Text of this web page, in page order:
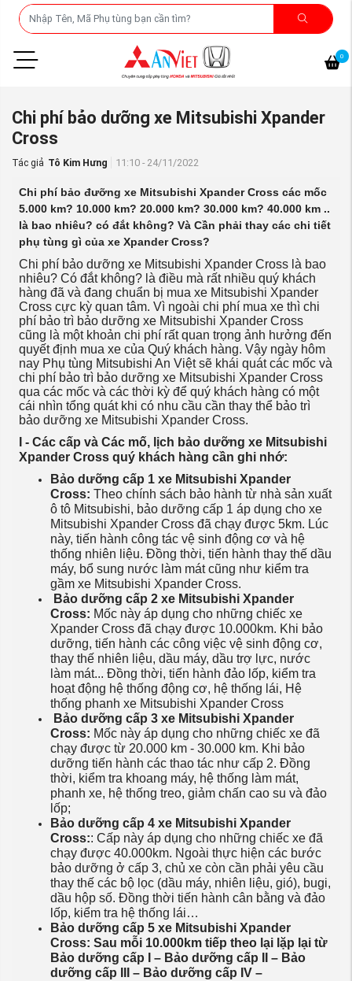
0
Chi phí bảo dưỡng xe Mitsubishi Xpander
Cross
Tác giả Tô Kim Hưng 11:10 - 24/11/2022
Chi phí bảo đưỡng xe Mitsubishi Xpander Cross các mốc
5.000 km? 10.000 km? 20.000 km? 30.000 km? 40.000 km ..
là bao nhiêu? có đắt không? Và Cần phải thay các chi tiết
phụ tùng gì của xe Xpander Cross?
Chi phí bảo dưỡng xe Mitsubishi Xpander Cross là bao
nhiêu? Có đắt không? là điều mà rất nhiều quý khách
hàng đã và đang chuẩn bị mua xe Mitsubishi Xpander
Cross cực kỳ quan tâm. Vì ngoài chi phí mua xe thì chi
phí bảo trì bảo dưỡng xe Mitsubishi Xpander Cross
cũng là một khoản chi phí rất quan trọng ảnh hưởng đến
quyết định mua xe của Quý khách hàng. Vậy ngày hôm
nay Phụ tùng Mitsubishi An Việt sẽ khái quát các mốc và
chi phí bảo trì bảo dưỡng xe Mitsubishi Xpander Cross
qua các mốc và các thời kỳ để quý khách hàng có một
cái nhìn tổng quát khi có nhu cầu cần thay thể bảo trì
bảo dưỡng xe Mitsubishi Xpander Cross.
I - Các cấp và Các mố, lịch bảo dưỡng xe Mitsubishi
Xpander Cross quý khách hàng cần ghi nhớ:
Bảo dưỡng cấp 1 xe Mitsubishi Xpander
Cross: Theo chính sách bảo hành từ nhà sản xuất
ô tô Mitsubishi, bảo dưỡng cấp 1 áp dụng cho xe
Mitsubishi Xpander Cross đã chạy được 5km. Lúc
này, tiến hành công tác vệ sinh động cơ và hệ
thống nhiên liệu. Đồng thời, tiến hành thay thế dầu
máy, bổ sung nước làm mát cũng như kiểm tra
gầm xe Mitsubishi Xpander Cross.
Bảo dưỡng cấp 2 xe Mitsubishi Xpander
Cross: Mốc này áp dụng cho những chiếc xe
Xpander Cross đã chạy được 10.000km. Khi bảo
dưỡng, tiến hành các công việc vệ sinh động cơ,
thay thế nhiên liệu, dầu máy, dầu trợ lực, nước
làm mát... Đồng thời, tiến hành đảo lốp, kiểm tra
hoạt động hệ thống động cơ, hệ thống lái, Hệ
thống phanh xe Mitsubishi Xpander Cross
Bảo dưỡng cấp 3 xe Mitsubishi Xpander
Cross: Mốc này áp dụng cho những chiếc xe đã
chạy được từ 20.000 km - 30.000 km. Khi bảo
dưỡng tiến hành các thao tác như cấp 2. Đồng
thời, kiểm tra khoang máy, hệ thống làm mát,
phanh xe, hệ thống treo, giảm chấn cao su và đảo
lốp;
Bảo dưỡng cấp 4 xe Mitsubishi Xpander
Cross:: Cấp này áp dụng cho những chiếc xe đã
chạy được 40.000km. Ngoài thực hiện các bước
bảo dưỡng ở cấp 3, chủ xe còn cần phải yêu cầu
thay thế các bộ lọc (dầu máy, nhiên liệu, gió), bugi,
dầu hộp số. Đồng thời tiến hành cân bằng và đảo
lốp, kiểm tra hệ thống lái…
Bảo dưỡng cấp 5 xe Mitsubishi Xpander
Cross: Sau mỗi 10.000km tiếp theo lại lặp lại từ
Bảo dưỡng cấp I – Bảo dưỡng cấp II – Bảo
dưỡng cấp III – Bảo dưỡng cấp IV –